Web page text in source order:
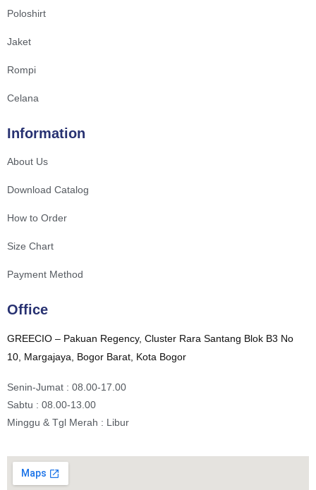
Poloshirt
Jaket
Rompi
Celana
Information
About Us
Download Catalog
How to Order
Size Chart
Payment Method
Office
GREECIO – Pakuan Regency, Cluster Rara Santang Blok B3 No
10, Margajaya, Bogor Barat, Kota Bogor
Senin-Jumat : 08.00-17.00
Sabtu : 08.00-13.00
Minggu & Tgl Merah : Libur